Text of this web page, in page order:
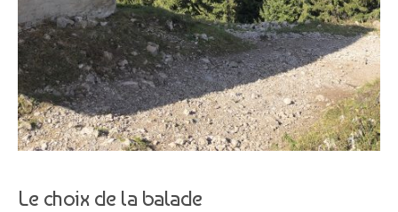
Le choix de la balade